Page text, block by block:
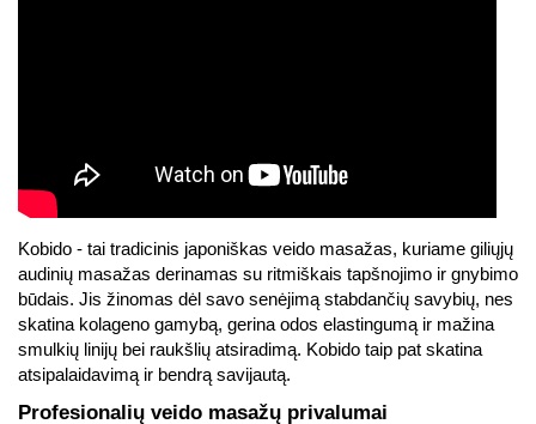
Kobido - tai tradicinis japoniškas veido masažas, kuriame giliųjų
audinių masažas derinamas su ritmiškais tapšnojimo ir gnybimo
būdais. Jis žinomas dėl savo senėjimą stabdančių savybių, nes
skatina kolageno gamybą, gerina odos elastingumą ir mažina
smulkių linijų bei raukšlių atsiradimą. Kobido taip pat skatina
atsipalaidavimą ir bendrą savijautą.
Profesionalių veido masažų privalumai